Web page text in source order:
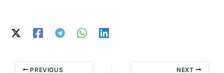
PREVIOUS NEXT